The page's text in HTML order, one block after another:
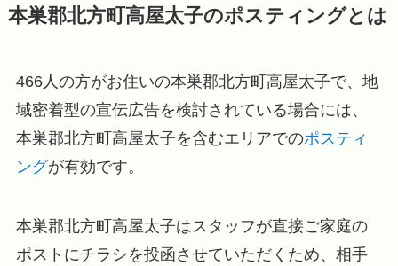
本巣郡北方町高屋太子のポスティングとは
466人の方がお住いの本巣郡北方町高屋太子で、地
域密着型の宣伝広告を検討されている場合には、
本巣郡北方町高屋太子を含むエリアでのポスティ
ングが有効です。
本巣郡北方町高屋太子はスタッフが直接ご家庭の
ポストにチラシを投函させていただくため、相手